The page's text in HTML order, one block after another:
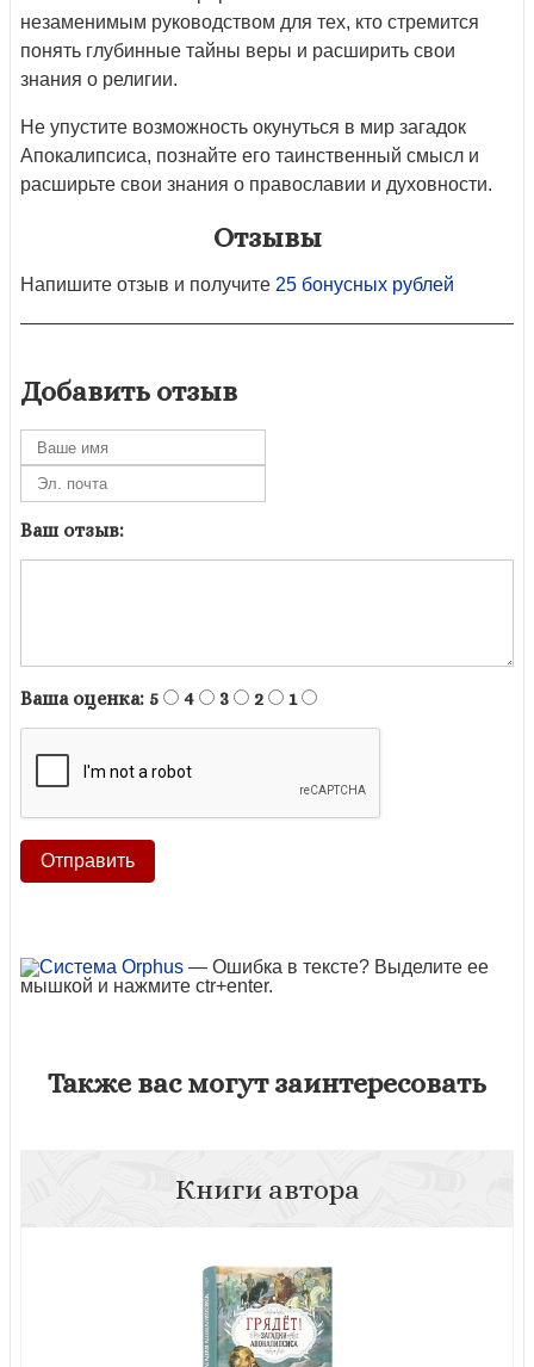
незаменимым руководством для тех, кто стремится
понять глубинные тайны веры и расширить свои
знания о религии.
Не упустите возможность окунуться в мир загадок
Апокалипсиса, познайте его таинственный смысл и
расширьте свои знания о православии и духовности.
Отзывы
Напишите отзыв и получите 25 бонусных рублей
Добавить отзыв
Ваш отзыв:
Ваша оценка: 5 4 3 2 1
— Ошибка в тексте? Выделите ее
мышкой и нажмите ctr+enter.
Также вас могут заинтересовать
Книги автора